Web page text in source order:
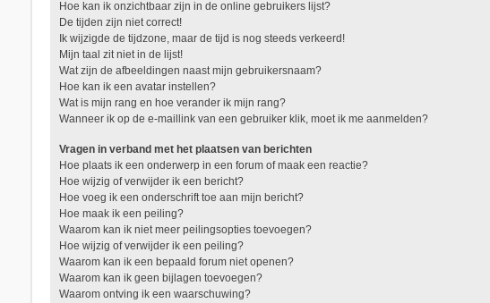
Hoe kan ik onzichtbaar zijn in de online gebruikers lijst?
De tijden zijn niet correct!
Ik wijzigde de tijdzone, maar de tijd is nog steeds verkeerd!
Mijn taal zit niet in de lijst!
Wat zijn de afbeeldingen naast mijn gebruikersnaam?
Hoe kan ik een avatar instellen?
Wat is mijn rang en hoe verander ik mijn rang?
Wanneer ik op de e-maillink van een gebruiker klik, moet ik me aanmelden?
Vragen in verband met het plaatsen van berichten
Hoe plaats ik een onderwerp in een forum of maak een reactie?
Hoe wijzig of verwijder ik een bericht?
Hoe voeg ik een onderschrift toe aan mijn bericht?
Hoe maak ik een peiling?
Waarom kan ik niet meer peilingsopties toevoegen?
Hoe wijzig of verwijder ik een peiling?
Waarom kan ik een bepaald forum niet openen?
Waarom kan ik geen bijlagen toevoegen?
Waarom ontving ik een waarschuwing?